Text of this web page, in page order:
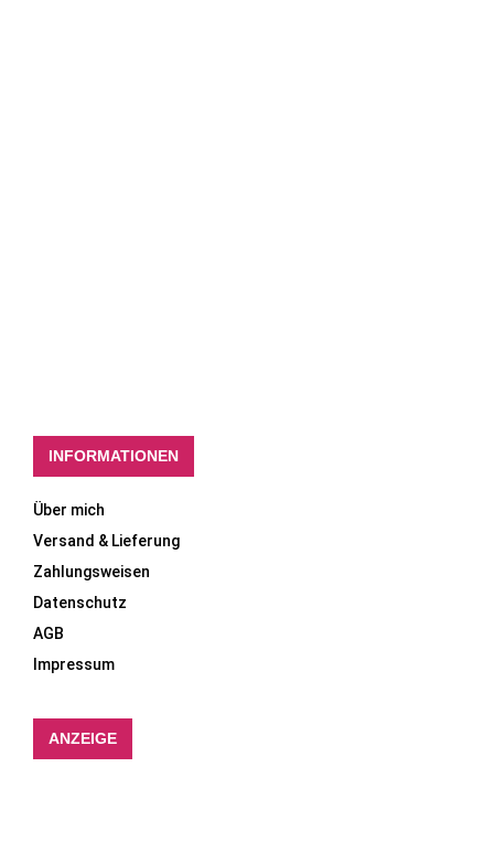
INFORMATIONEN
Über mich
Versand & Lieferung
Zahlungsweisen
Datenschutz
AGB
Impressum
ANZEIGE